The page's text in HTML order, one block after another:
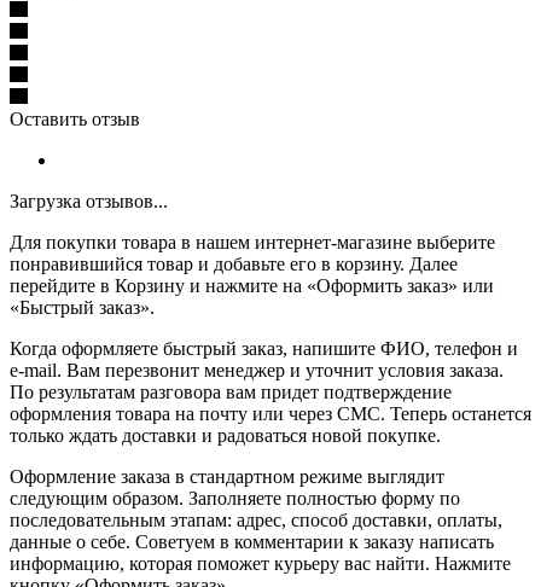
Оставить отзыв
Загрузка отзывов...
Для покупки товара в нашем интернет-магазине выберите
понравившийся товар и добавьте его в корзину. Далее
перейдите в Корзину и нажмите на «Оформить заказ» или
«Быстрый заказ».
Когда оформляете быстрый заказ, напишите ФИО, телефон и
e-mail. Вам перезвонит менеджер и уточнит условия заказа.
По результатам разговора вам придет подтверждение
оформления товара на почту или через СМС. Теперь останется
только ждать доставки и радоваться новой покупке.
Оформление заказа в стандартном режиме выглядит
следующим образом. Заполняете полностью форму по
последовательным этапам: адрес, способ доставки, оплаты,
данные о себе. Советуем в комментарии к заказу написать
информацию, которая поможет курьеру вас найти. Нажмите